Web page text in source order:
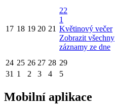
17 18 19 20 21
22
1
Květinový večer
Zobrazit všechny
záznamy ze dne
24 25 26 27 28 29
31 1 2 3 4 5
Mobilní aplikace